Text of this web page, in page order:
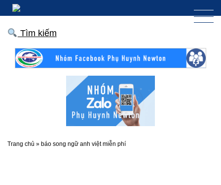
Tìm kiếm
Trang chủ » báo song ngữ anh việt miễn phí